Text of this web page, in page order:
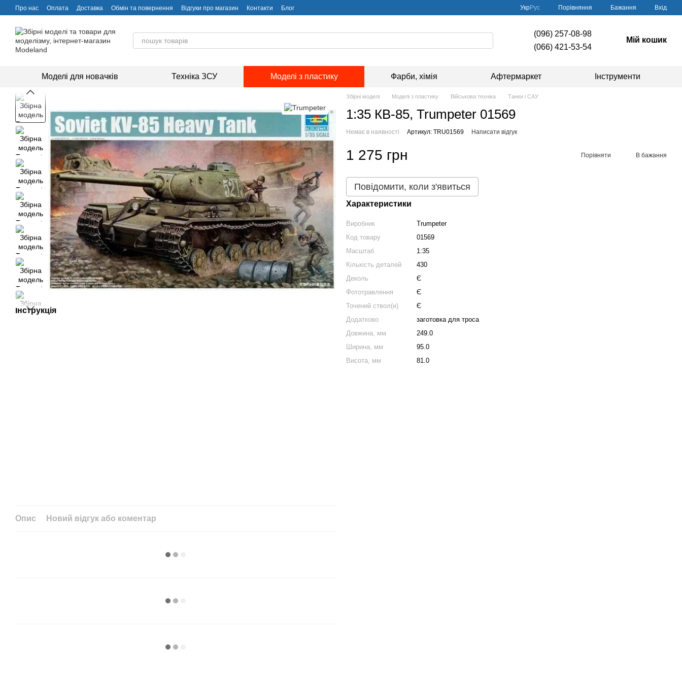
Перейти до основного контенту
Про нас Оплата Доставка Обмін та повернення Відгуки про магазин Контакти Блог УкрРус Порівняння Бажання Вхід
(096) 257-08-98
(066) 421-53-54
Мій кошик
Моделі для новачків Техніка ЗСУ Моделі з пластику Фарби, хімія Афтермаркет Інструменти
Інструкція
Опис Новий відгук або коментар
Збірні моделі Моделі з пластику Військова техніка Танки і САУ
1:35 КВ-85, Trumpeter 01569
Немає в наявності Артикул: TRU01569 Написати відгук
1 275 грн Порівняти В бажання
Повідомити, коли з'явиться
Характеристики
Виробник
Trumpeter
Код товару
01569
Масштаб
1:35
Кількість деталей
430
Деколь
Є
Фототравлення
Є
Точений ствол(и)
Є
Додатково
заготовка для троса
Довжина, мм
249.0
Ширина, мм
95.0
Висота, мм
81.0